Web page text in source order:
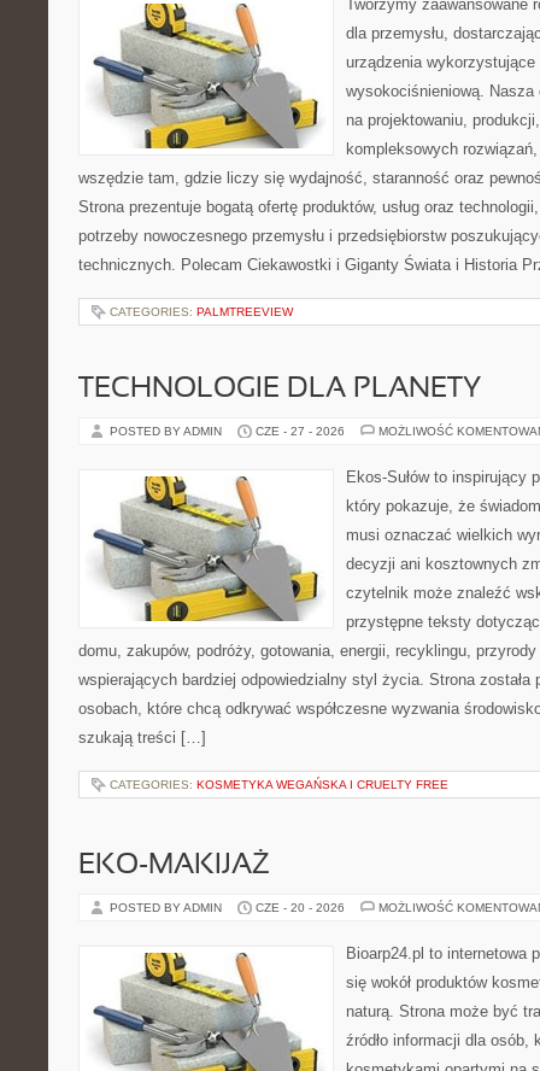
Tworzymy zaawansowane
dla przemysłu,
urządzenia wykorzystujące
wysokociśnieniową. Nasza
na projektowaniu,
kompleksowych
wszędzie tam, gdzie liczy się wydajność, staranność oraz
Strona prezentuje bogatą ofertę produktów, usług oraz
potrzeby nowoczesnego przemysłu i przedsiębiorstw
technicznych. Polecam Ciekawostki i Giganty Świata i Historia
CATEGORIES: PALMTREEVIEW
TECHNOLOGIE DLA PLANETY
POSTED BY ADMIN CZE - 27 - 2026 MOŻLIWOŚĆ
Ekos-Sułów to inspirujący
który pokazuje, że
musi oznaczać wielkich
decyzji ani kosztownych
czytelnik może znaleźć
przystępne teksty
domu, zakupów, podróży, gotowania, energii, recyklingu,
wspierających bardziej odpowiedzialny styl życia. Strona została
osobach, które chcą odkrywać współczesne wyzwania
szukają treści […]
CATEGORIES: KOSMETYKA WEGAŃSKA I CRUELTY FREE
EKO-MAKIJAŻ
POSTED BY ADMIN CZE - 20 - 2026 MOŻLIWOŚĆ
Bioarp24.pl to internetowa
się wokół produktów
naturą. Strona może być
źródło informacji dla osób,